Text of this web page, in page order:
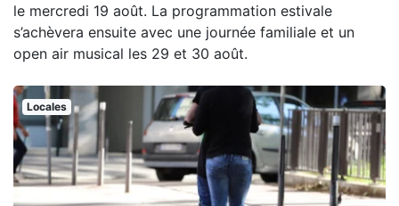
le mercredi 19 août. La programmation estivale
s’achèvera ensuite avec une journée familiale et un
open air musical les 29 et 30 août.
Locales